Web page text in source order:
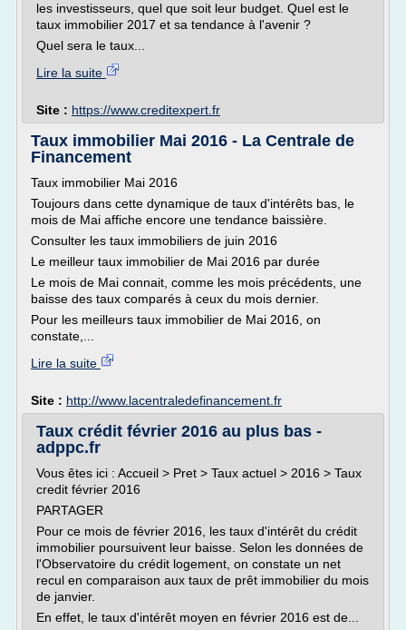
les investisseurs, quel que soit leur budget. Quel est le
taux immobilier 2017 et sa tendance à l'avenir ?
Quel sera le taux...
Lire la suite
Site : https://www.creditexpert.fr
Taux immobilier Mai 2016 - La Centrale de
Financement
Taux immobilier Mai 2016
Toujours dans cette dynamique de taux d'intérêts bas, le
mois de Mai affiche encore une tendance baissière.
Consulter les taux immobiliers de juin 2016
Le meilleur taux immobilier de Mai 2016 par durée
Le mois de Mai connait, comme les mois précédents, une
baisse des taux comparés à ceux du mois dernier.
Pour les meilleurs taux immobilier de Mai 2016, on
constate,...
Lire la suite
Site : http://www.lacentraledefinancement.fr
Taux crédit février 2016 au plus bas -
adppc.fr
Vous êtes ici : Accueil > Pret > Taux actuel > 2016 > Taux
credit février 2016
PARTAGER
Pour ce mois de février 2016, les taux d'intérêt du crédit
immobilier poursuivent leur baisse. Selon les données de
l'Observatoire du crédit logement, on constate un net
recul en comparaison aux taux de prêt immobilier du mois
de janvier.
En effet, le taux d'intérêt moyen en février 2016 est de...